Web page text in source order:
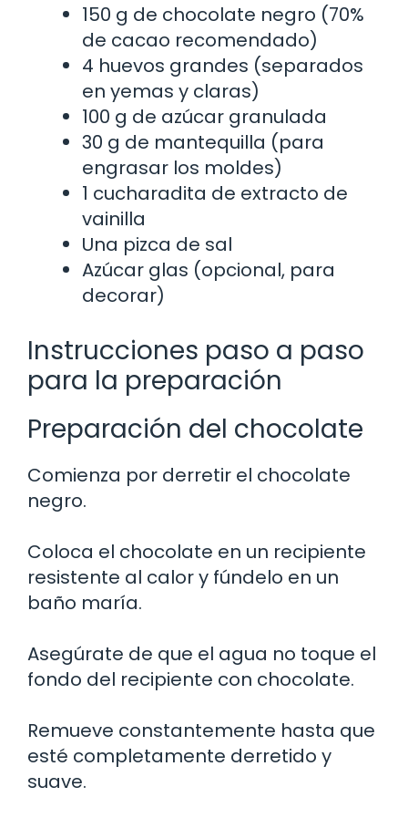
150 g de chocolate negro (70%
de cacao recomendado)
4 huevos grandes (separados
en yemas y claras)
100 g de azúcar granulada
30 g de mantequilla (para
engrasar los moldes)
1 cucharadita de extracto de
vainilla
Una pizca de sal
Azúcar glas (opcional, para
decorar)
Instrucciones paso a paso
para la preparación
Preparación del chocolate
Comienza por derretir el chocolate
negro.
Coloca el chocolate en un recipiente
resistente al calor y fúndelo en un
baño maría.
Asegúrate de que el agua no toque el
fondo del recipiente con chocolate.
Remueve constantemente hasta que
esté completamente derretido y
suave.